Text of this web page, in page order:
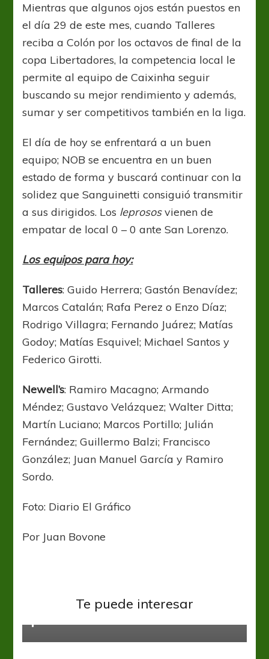
Mientras que algunos ojos están puestos en
el día 29 de este mes, cuando Talleres
reciba a Colón por los octavos de final de la
copa Libertadores, la competencia local le
permite al equipo de Caixinha seguir
buscando su mejor rendimiento y además,
sumar y ser competitivos también en la liga.
El día de hoy se enfrentará a un buen
equipo; NOB se encuentra en un buen
estado de forma y buscará continuar con la
solidez que Sanguinetti consiguió transmitir
a sus dirigidos. Los leprososvienen de
empatar de local 0 – 0 ante San Lorenzo.
Los equipos para hoy:
Talleres: Guido Herrera; Gastón Benavídez;
Marcos Catalán; Rafa Perez o Enzo Díaz;
Rodrigo Villagra; Fernando Juárez; Matías
Godoy; Matías Esquivel; Michael Santos y
Federico Girotti.
Newell’s: Ramiro Macagno; Armando
Méndez; Gustavo Velázquez; Walter Ditta;
Martín Luciano; Marcos Portillo; Julián
Fernández; Guillermo Balzi; Francisco
González; Juan Manuel García y Ramiro
Sordo.
Foto: Diario El Gráfico
Por Juan Bovone
Te puede interesar
Un empate con sabor a triunfo